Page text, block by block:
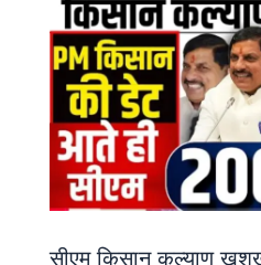
सीएम किसान कल्याण